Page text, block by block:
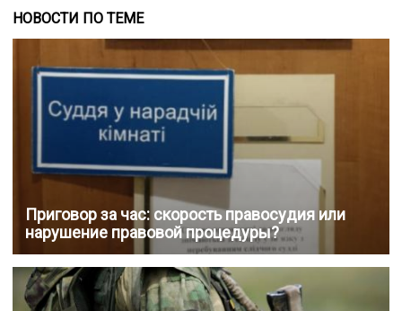
НОВОСТИ ПО ТЕМЕ
Приговор за час: скорость правосудия или
нарушение правовой процедуры?